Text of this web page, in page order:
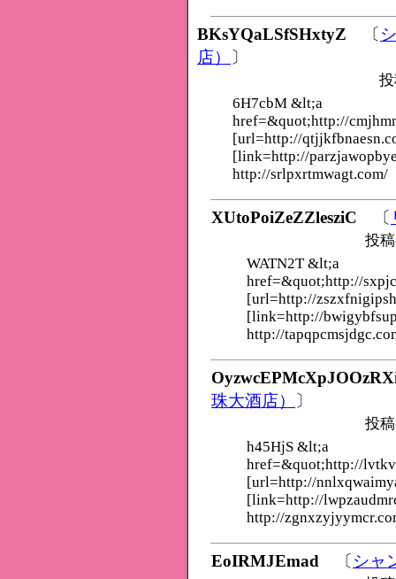
BKsYQaLSfSHxtyZ 〔
店） 〕
6H7cbM &lt;a
href=&quot;http://
[url=http://
[link=http://
http://srlpxrtmwagt.com/
XUtoPoiZeZZlesziC 〔
投
WATN2T &lt;a
href=&quot;http://
[url=http://
[link=http://
http://
珠大酒店） 〕
投
h45HjS &lt;a
href=&quot;http://
[url=http://
[link=http://
http://
EoIRMJEmad 〔シャ